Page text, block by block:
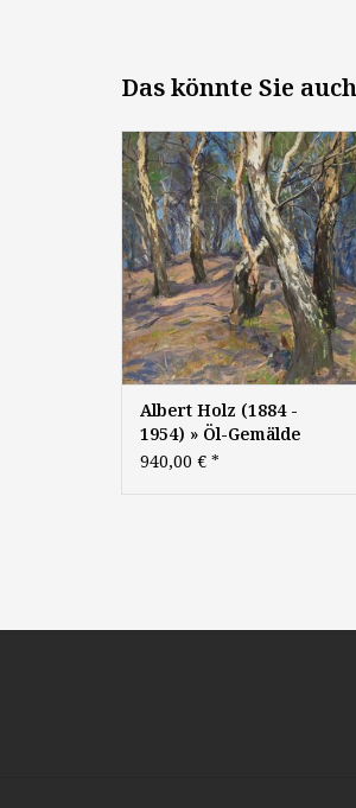
Das könnte Sie
Albert Holz (1884 - 1954):
"Birken am Hang", um 1910, Öl
auf Leinwand (auf Holzplatte
aufgezogen), ca. 37,5 x 30 cm,
signiert
Albert Holz (1884 -
1954) » Öl-Gemälde
Naturalismus Jugendstil
940,00 € *